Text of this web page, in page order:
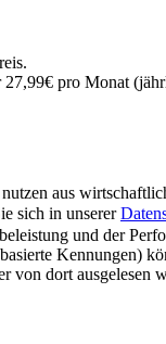
pro Monat
aus
sich in unserer
und der
Kennungen)
von dort